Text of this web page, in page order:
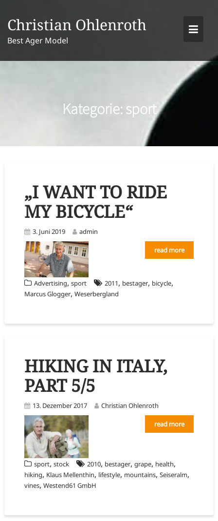
content
Christian Ohlenroth
Best Ager Model
Kategorie:sport
„I WANT TO RIDE
MY BICYCLE“
3. Juni 2019 admin
read more
Advertising, sport 2011, bestager, bicycle,
Marcus Glogger, Weserbergland
HIKING IN ITALY,
PART 5/5
13. Dezember 2017 Christian Ohlenroth
read more
sport, stock 2010, bestager, grape, health,
hiking, Klaus Mellenthin, lifestyle, mountains, Seiseralm,
vines, Westend61 GmbH